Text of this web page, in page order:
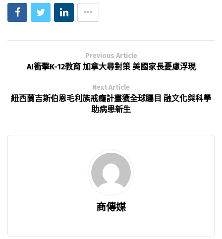
Previous Article
AI衝擊K-12教育 加拿大尋對策 美國家長憂慮浮現
Next Article
紐西蘭吉斯伯恩毛利族戒癮計畫獲全球矚目 融文化與科學
助病患新生
商傳媒